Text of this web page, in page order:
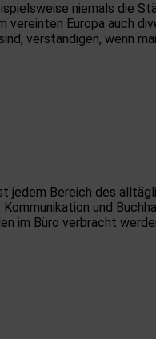
niemals die
vereinten Europa auch
verständigen, wenn
Bereich des
und
im Büro verbracht